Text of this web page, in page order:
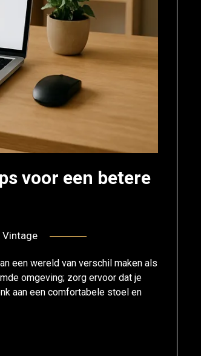
voor een betere
Vintage
een wereld van verschil maken als
omgeving; zorg ervoor dat je
aan een comfortabele stoel en